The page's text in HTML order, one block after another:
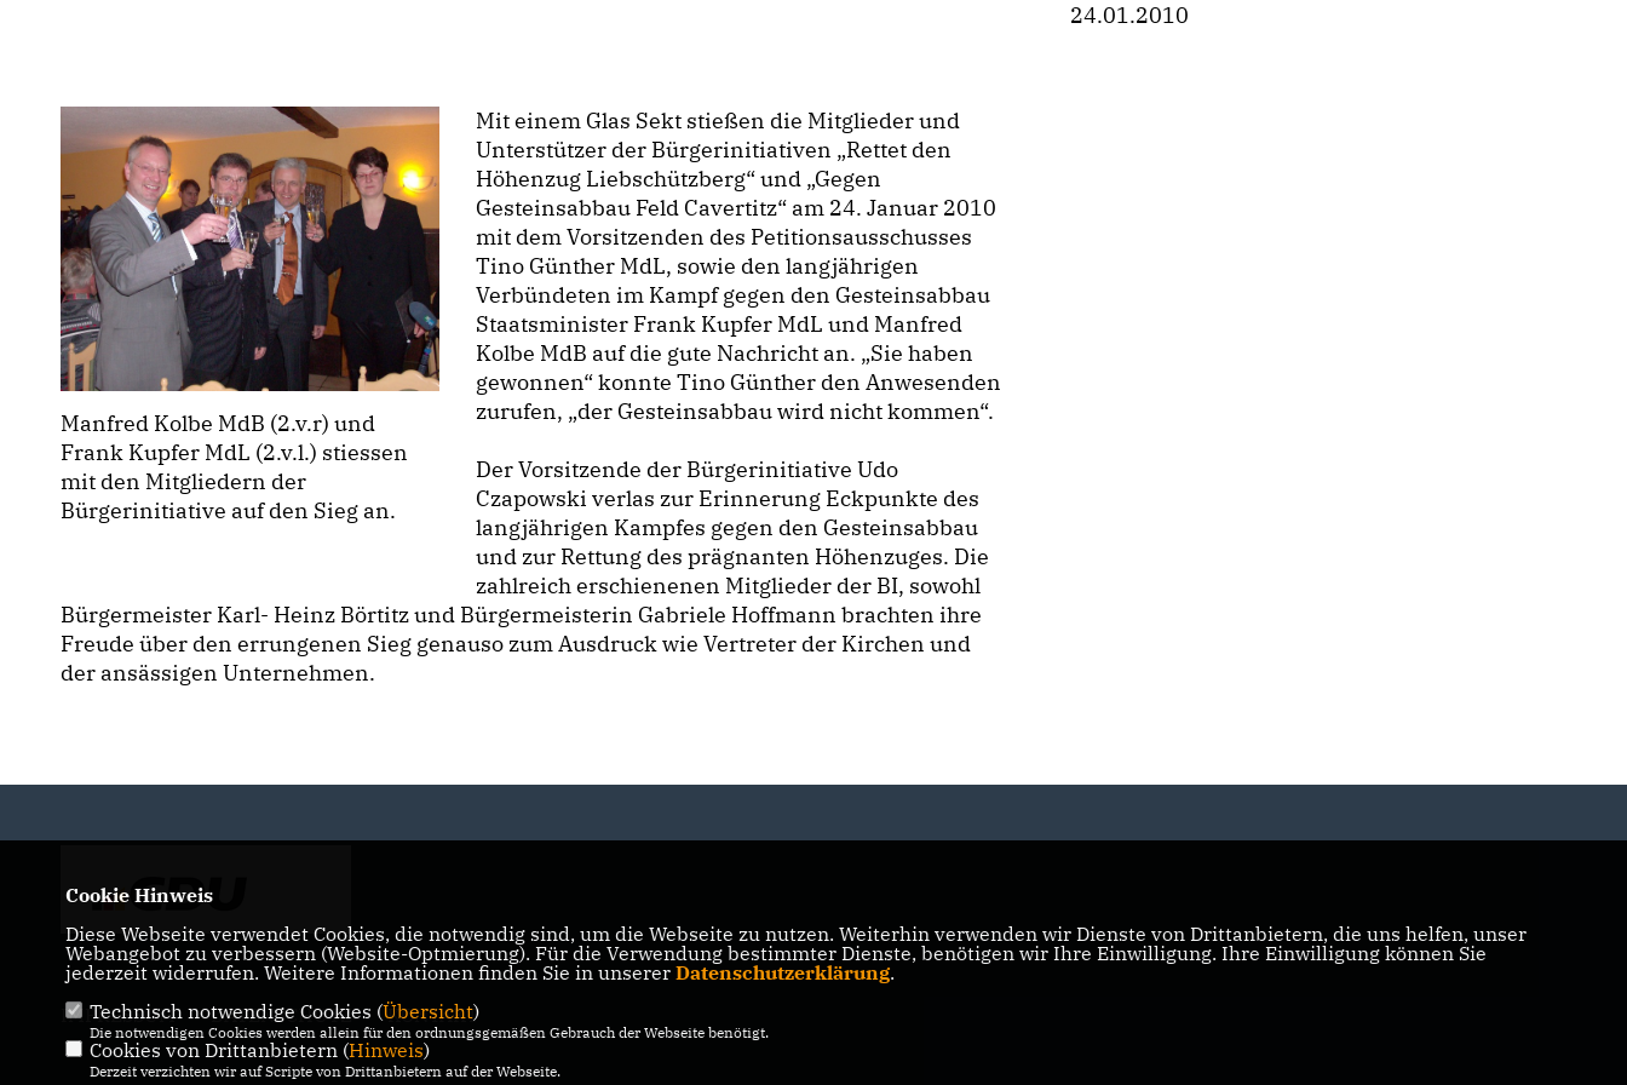
Manfred Kolbe MdB (2.v.r) und
Frank Kupfer MdL (2.v.l.) stiessen
mit den Mitgliedern der
Bürgerinitiative auf den Sieg an.
Mit einem Glas Sekt stießen die Mitglieder und
Unterstützer der Bürgerinitiativen „Rettet den
Höhenzug Liebschützberg“ und „Gegen
Gesteinsabbau Feld Cavertitz“ am 24. Januar 2010
mit dem Vorsitzenden des Petitionsausschusses
Tino Günther MdL, sowie den langjährigen
Verbündeten im Kampf gegen den Gesteinsabbau
Staatsminister Frank Kupfer MdL und Manfred
Kolbe MdB auf die gute Nachricht an. „Sie haben
gewonnen“ konnte Tino Günther den Anwesenden
zurufen, „der Gesteinsabbau wird nicht kommen“.
Der Vorsitzende der Bürgerinitiative Udo
Czapowski verlas zur Erinnerung Eckpunkte des
langjährigen Kampfes gegen den Gesteinsabbau
und zur Rettung des prägnanten Höhenzuges. Die
zahlreich erschienenen Mitglieder der BI, sowohl
Bürgermeister Karl- Heinz Börtitz und Bürgermeisterin Gabriele Hoffmann brachten ihre
Freude über den errungenen Sieg genauso zum Ausdruck wie Vertreter der Kirchen und
der ansässigen Unternehmen.
24.01.2010
IMPRESSUM DATENSCHUTZ KONTAKT
Cookie Hinweis
Diese Webseite verwendet Cookies, die notwendig sind, um die Webseite zu nutzen. Weiterhin verwenden wir Dienste von Drittanbietern, die uns helfen, unser
Webangebot zu verbessern (Website-Optmierung). Für die Verwendung bestimmter Dienste, benötigen wir Ihre Einwilligung. Ihre Einwilligung können Sie
jederzeit widerrufen. Weitere Informationen finden Sie in unserer Datenschutzerklärung.
Technisch notwendige Cookies (Übersicht)
Die notwendigen Cookies werden allein für den ordnungsgemäßen Gebrauch der Webseite benötigt.
Cookies von Drittanbietern (Hinweis)
Derzeit verzichten wir auf Scripte von Drittanbietern auf der Webseite.